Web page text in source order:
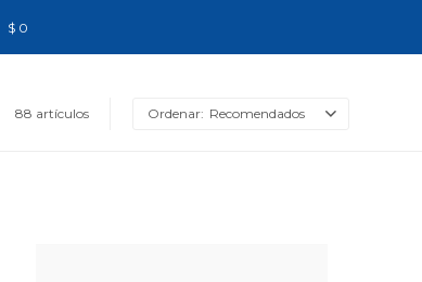
$ 0
88 artículos Recomendados